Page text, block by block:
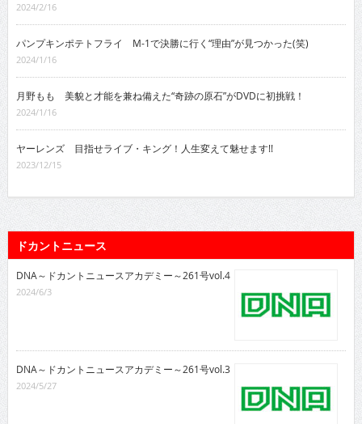
2024/2/16
パンプキンポテトフライ M-1で決勝に行く“理由”が見つかった(笑)
2024/1/16
月野もも 美貌と才能を兼ね備えた“奇跡の原石”がDVDに初挑戦！
2024/1/16
ヤーレンズ 目指せライブ・キング！人生変えて魅せます!!
2023/12/15
ドカントニュース
DNA～ドカントニュースアカデミー～261号vol.4
2024/6/3
DNA～ドカントニュースアカデミー～261号vol.3
2024/5/27